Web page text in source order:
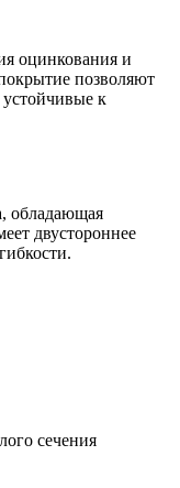
оцинкования и
позволяют
к
обладающая
двустороннее
сечения